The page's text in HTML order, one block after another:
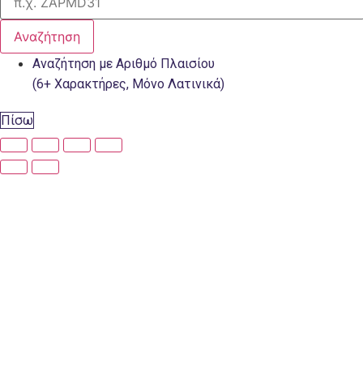
Αναζήτηση
Αναζήτηση με Αριθμό Πλαισίου
(6+ Χαρακτήρες, Μόνο Λατινικά)
Πίσω